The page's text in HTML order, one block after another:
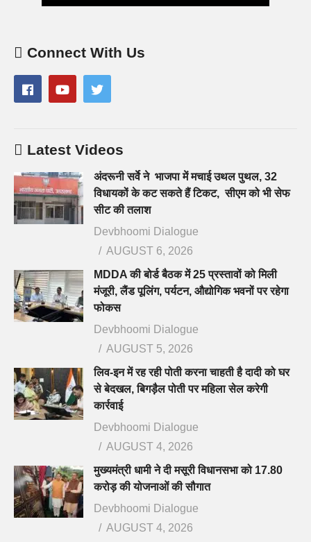
Connect With Us
Latest Videos
अंदरूनी सर्वे ने भाजपा में मचाई उथल पुथल, 32
विधायकों के कट सकते हैं टिकट, सीएम को भी सेफ
सीट की तलाश
Devbhoomi Dialogue
AUGUST 6, 2026
MDDA की बोर्ड बैठक में 25 प्रस्तावों को मिली
मंजूरी, लैंड पूलिंग, पर्यटन, औद्योगिक भवनों पर रहेगा
फोकस
Devbhoomi Dialogue
AUGUST 5, 2026
लिव-इन में रह रही पोती करना चाहती है दादी को घर
से बेदखल, बिगड़ैल पोती पर महिला सेल करेगी
कार्रवाई
Devbhoomi Dialogue
AUGUST 4, 2026
मुख्यमंत्री धामी ने दी मसूरी विधानसभा को 17.80
करोड़ की योजनाओं की सौगात
Devbhoomi Dialogue
AUGUST 4, 2026